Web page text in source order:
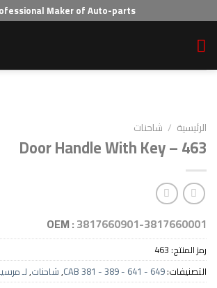
Professional Maker of Auto-parts
شاحنات
Door Handle With
OEM :3817660901-
CAB 381 - 389 - 641 -
,شاحنات,لـ مرسيدس